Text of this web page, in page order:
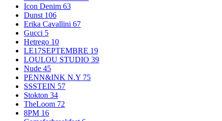
Icon Denim 63
Dunst 106
Erika Cavallini 67
Gucci 5
Hetrego 10
LE17SEPTEMBRE 19
LOULOU STUDIO 39
Nude 45
PENN&INK N.Y 75
SSSTEIN 57
Stokton 34
TheLoom 72
8PM 16